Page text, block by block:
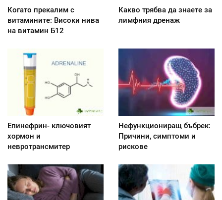
Когато прекалим с
витамините: Високи нива
на витамин Б12
Какво трябва да знаете за
лимфния дренаж
Епинефрин- ключовият
хормон и
невротрансмитер
Нефункциониращ бъбрек:
Причини, симптоми и
рискове